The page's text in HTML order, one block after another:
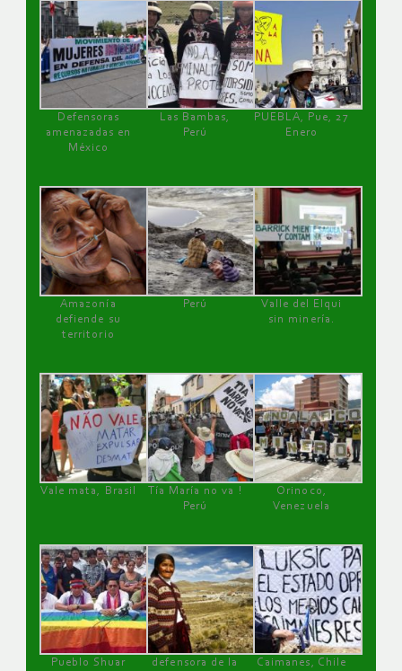
Defensoras
amenazadas en
México
Las Bambas,
Perú
PUEBLA, Pue, 27
Enero
Amazonía
defiende su
territorio
Perú
Valle del Elqui
sin minería.
Vale mata, Brasil
Tía María no va !
Perú
Orinoco,
Venezuela
Pueblo Shuar defensora de la Caimanes, Chile